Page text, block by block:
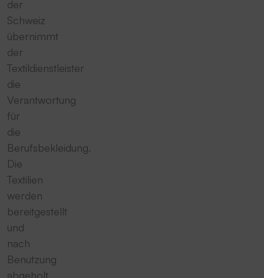
der
Schweiz
übernimmt
der
Textildienstleister
die
Verantwortung
für
die
Berufsbekleidung.
Die
Textilien
werden
bereitgestellt
und
nach
Benutzung
abgeholt,